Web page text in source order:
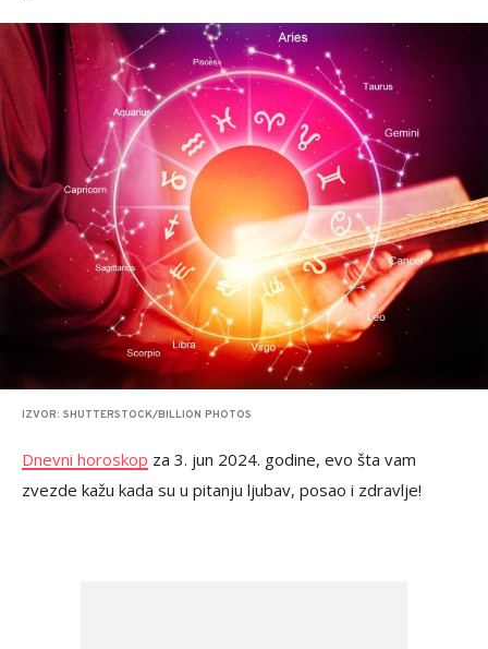
IZVOR: SHUTTERSTOCK/BILLION PHOTOS
Dnevni horoskop za 3. jun 2024. godine, evo šta vam
zvezde kažu kada su u pitanju ljubav, posao i zdravlje!